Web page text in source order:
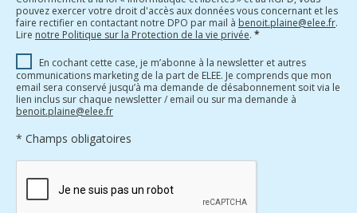
pouvez exercer votre droit d'accès aux données vous concernant et les
faire rectifier en contactant notre DPO par mail à benoit.plaine@elee.fr.
Lire notre Politique sur la Protection de la vie privée. *
En cochant cette case, je m’abonne à la newsletter et autres
communications marketing de la part de ELEE. Je comprends que mon
email sera conservé jusqu’à ma demande de désabonnement soit via le
lien inclus sur chaque newsletter / email ou sur ma demande à
benoit.plaine@elee.fr
* Champs obligatoires